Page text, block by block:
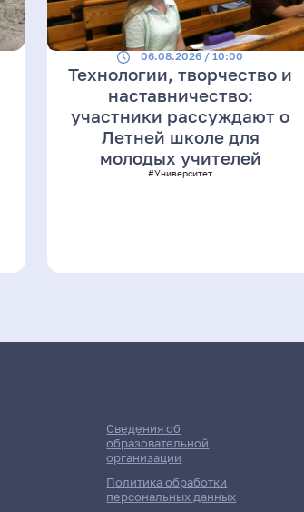
06.08.2026 / 10:00
Технологии, творчество и
наставничество:
участники рассуждают о
Летней школе для
молодых учителей
#Университет
Сведения об
образовательной
организации
Политика обработки
персональных данных